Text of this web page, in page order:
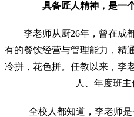
具备匠人精神，是一
李老师从厨26年，曾在成
有的餐饮经营与管理能力，精
冷拼，花色拼。任教以来，李
人、年度班主
全校人都知道，李老师